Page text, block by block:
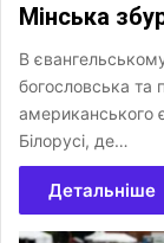
Мінська
В
богословська та
американського
Білорусі, де…
Детальніше